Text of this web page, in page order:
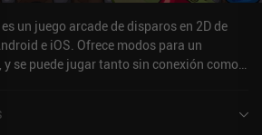
un juego arcade de disparos en 2D de
e iOS. Ofrece modos para un
se puede jugar tanto sin conexión como
y de 3,6 sobre 5,0 en la App Store de iOS.